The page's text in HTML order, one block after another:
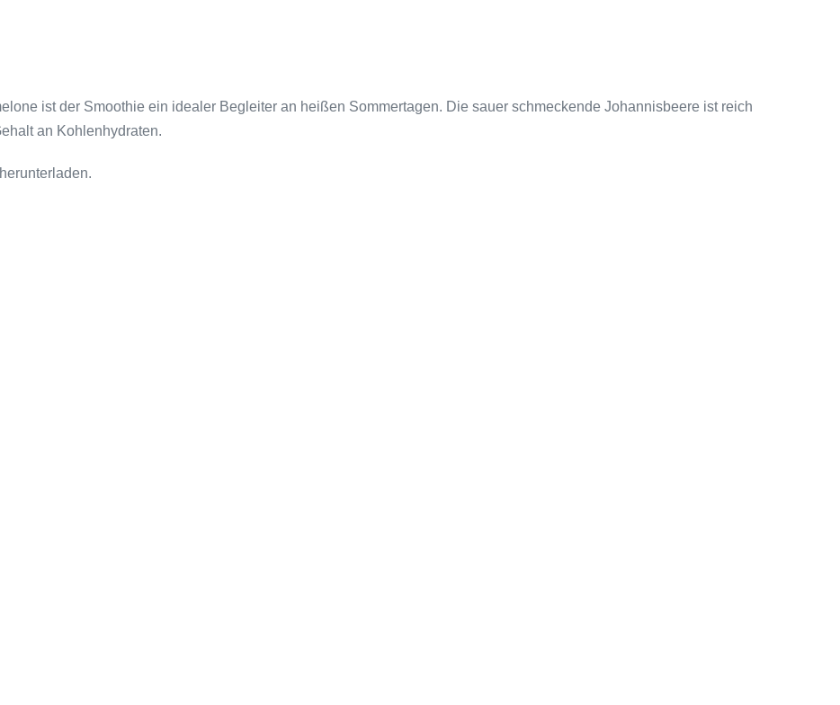
ist der Smoothie ein idealer Begleiter an heißen Sommertagen. Die sauer schmeckende Johannisbeere ist reich
an Kohlenhydraten.
herunterladen.